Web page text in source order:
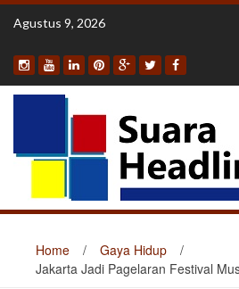
Skip
Agustus 9, 2026
Home / Gaya Hidup
/
Jakarta Jadi Pagelaran Festival